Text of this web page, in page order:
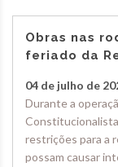
Obras nas
feriado da
04 de julho de
Durante a
restrições para a
possam causar